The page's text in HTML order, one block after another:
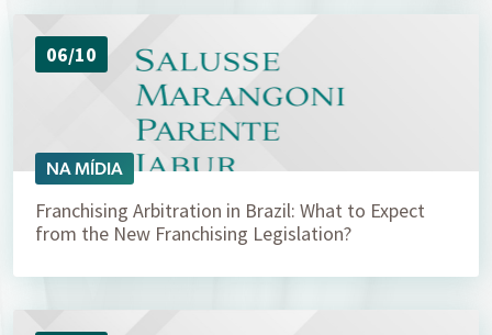
06/10
NA MÍDIA
Franchising Arbitration in Brazil: What to Expect
from the New Franchising Legislation?